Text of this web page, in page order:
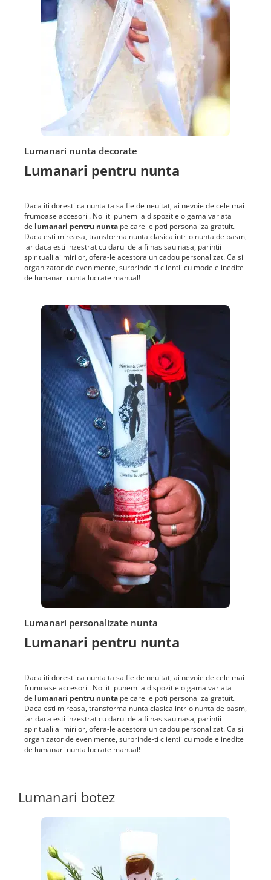
Lumanari nunta decorate
Lumanari pentru nunta
Daca iti doresti ca nunta ta sa fie de neuitat, ai nevoie de cele mai
frumoase accesorii. Noi iti punem la dispozitie o gama variata
de lumanari pentru nunta pe care le poti personaliza gratuit.
Daca esti mireasa, transforma nunta clasica intr-o nunta de basm,
iar daca esti inzestrat cu darul de a fi nas sau nasa, parintii
spirituali ai mirilor, ofera-le acestora un cadou personalizat. Ca si
organizator de evenimente, surprinde-ti clientii cu modele inedite
de lumanari nunta lucrate manual!
Lumanari personalizate nunta
Lumanari pentru nunta
Daca iti doresti ca nunta ta sa fie de neuitat, ai nevoie de cele mai
frumoase accesorii. Noi iti punem la dispozitie o gama variata
de lumanari pentru nunta pe care le poti personaliza gratuit.
Daca esti mireasa, transforma nunta clasica intr-o nunta de basm,
iar daca esti inzestrat cu darul de a fi nas sau nasa, parintii
spirituali ai mirilor, ofera-le acestora un cadou personalizat. Ca si
organizator de evenimente, surprinde-ti clientii cu modele inedite
de lumanari nunta lucrate manual!
Lumanari botez